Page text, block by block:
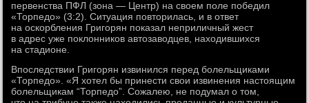
первенства ПФЛ (зона — Центр) на своем поле победил
«Торпедо» (3:2). Ситуация повторилась, и в ответ
на оскорбления Григорян показал неприличный жест
в адрес уже поклонников автозаводцев, находившихся
на стадионе.
Впоследствии Григорян извинился перед болельщиками
«Торпедо». «Я хотел бы принести свои извинения настоящим
болельщикам “Торпедо”. Сожалею, не подумал о том,